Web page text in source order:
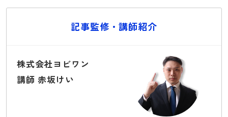
記事監修・講師紹介
株式会社ヨビワン
講師 赤坂けい